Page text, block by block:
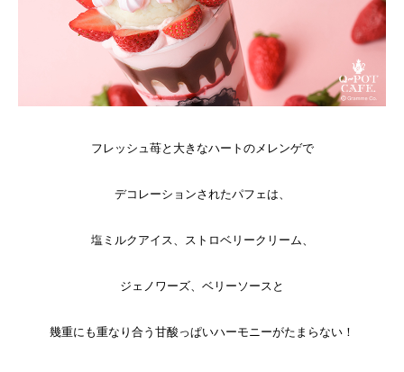
フレッシュ苺と大きなハートのメレンゲで
デコレーションされたパフェは、
塩ミルクアイス、ストロベリークリーム、
ジェノワーズ、ベリーソースと
幾重にも重なり合う甘酸っぱいハーモニーがたまらない！